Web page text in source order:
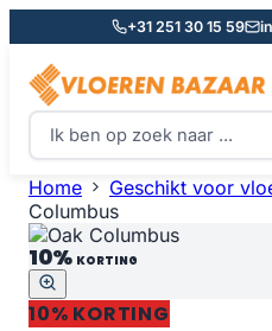
+31 251 30 15 59
Home Geschikt voor
Columbus
10% KORTING
10% KORTING